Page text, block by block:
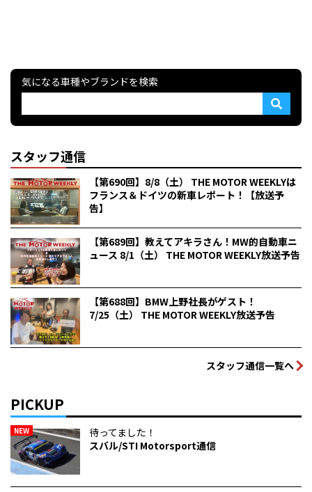
気になる車種やブランドを検索
スタッフ通信
【第690回】8/8（土） THE MOTOR WEEKLYは
フランス＆ドイツの新車レポート！【放送予
告】
【第689回】教えてアキラさん！MW的自動車ニ
ュース 8/1（土） THE MOTOR WEEKLY放送予告
【第688回】BMW上野社長がゲスト！
7/25（土） THE MOTOR WEEKLY放送予告
スタッフ通信一覧へ
PICKUP
NEW
待ってました！
スバル/STI Motorsport通信